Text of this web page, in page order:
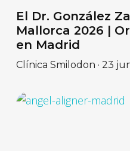
El Dr. González
Mallorca 2026 |
en Madrid
Clínica Smilodon 23